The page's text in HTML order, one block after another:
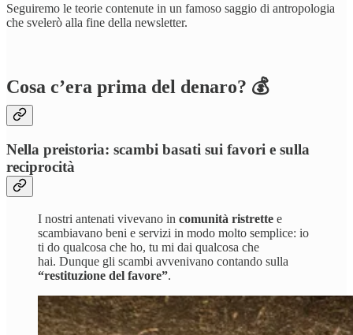
Seguiremo le teorie contenute in un famoso saggio di antropologia
che svelerò alla fine della newsletter.
Cosa c’era prima del denaro? 💰
Nella preistoria: scambi basati sui favori e sulla
reciprocità
I nostri antenati vivevano in comunità ristrette e
scambiavano beni e servizi in modo molto semplice: io
ti do qualcosa che ho, tu mi dai qualcosa che
hai. Dunque gli scambi avvenivano contando sulla
“restituzione del favore”.